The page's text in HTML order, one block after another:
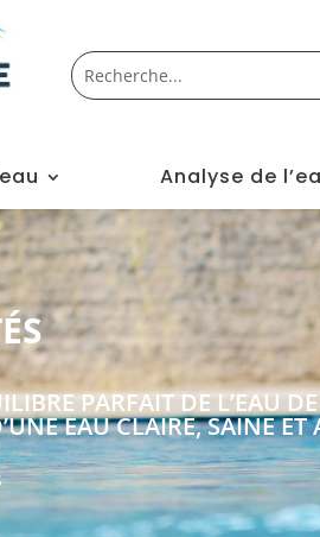
Analyse de
PARFAIT DE L’EAU
EAU CLAIRE, SAINE